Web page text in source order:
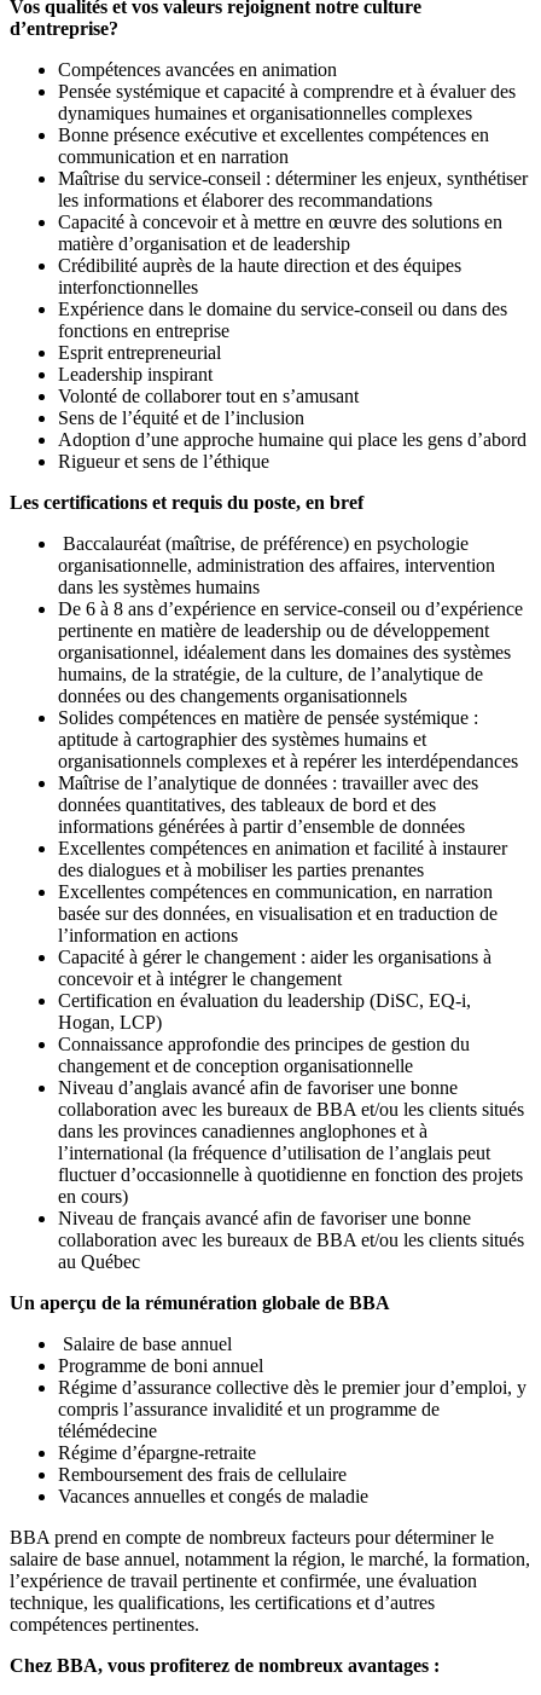
Vos qualités et vos valeurs rejoignent notre culture
d’entreprise?
Compétences avancées en animation
Pensée systémique et capacité à comprendre et à évaluer des
dynamiques humaines et organisationnelles complexes
Bonne présence exécutive et excellentes compétences en
communication et en narration
Maîtrise du service-conseil : déterminer les enjeux, synthétiser
les informations et élaborer des recommandations
Capacité à concevoir et à mettre en œuvre des solutions en
matière d’organisation et de leadership
Crédibilité auprès de la haute direction et des équipes
interfonctionnelles
Expérience dans le domaine du service-conseil ou dans des
fonctions en entreprise
Esprit entrepreneurial
Leadership inspirant
Volonté de collaborer tout en s’amusant
Sens de l’équité et de l’inclusion
Adoption d’une approche humaine qui place les gens d’abord
Rigueur et sens de l’éthique
Les certifications et requis du poste, en bref
Baccalauréat (maîtrise, de préférence) en psychologie
organisationnelle, administration des affaires, intervention
dans les systèmes humains
De 6 à 8 ans d’expérience en service-conseil ou d’expérience
pertinente en matière de leadership ou de développement
organisationnel, idéalement dans les domaines des systèmes
humains, de la stratégie, de la culture, de l’analytique de
données ou des changements organisationnels
Solides compétences en matière de pensée systémique :
aptitude à cartographier des systèmes humains et
organisationnels complexes et à repérer les interdépendances
Maîtrise de l’analytique de données : travailler avec des
données quantitatives, des tableaux de bord et des
informations générées à partir d’ensemble de données
Excellentes compétences en animation et facilité à instaurer
des dialogues et à mobiliser les parties prenantes
Excellentes compétences en communication, en narration
basée sur des données, en visualisation et en traduction de
l’information en actions
Capacité à gérer le changement : aider les organisations à
concevoir et à intégrer le changement
Certification en évaluation du leadership (DiSC, EQ-i,
Hogan, LCP)
Connaissance approfondie des principes de gestion du
changement et de conception organisationnelle
Niveau d’anglais avancé afin de favoriser une bonne
collaboration avec les bureaux de BBA et/ou les clients situés
dans les provinces canadiennes anglophones et à
l’international (la fréquence d’utilisation de l’anglais peut
fluctuer d’occasionnelle à quotidienne en fonction des projets
en cours)
Niveau de français avancé afin de favoriser une bonne
collaboration avec les bureaux de BBA et/ou les clients situés
au Québec
Un aperçu de la rémunération globale de BBA
Salaire de base annuel
Programme de boni annuel
Régime d’assurance collective dès le premier jour d’emploi, y
compris l’assurance invalidité et un programme de
télémédecine
Régime d’épargne‑retraite
Remboursement des frais de cellulaire
Vacances annuelles et congés de maladie
BBA prend en compte de nombreux facteurs pour déterminer le
salaire de base annuel, notamment la région, le marché, la formation,
l’expérience de travail pertinente et confirmée, une évaluation
technique, les qualifications, les certifications et d’autres
compétences pertinentes.
Chez BBA, vous profiterez de nombreux avantages :